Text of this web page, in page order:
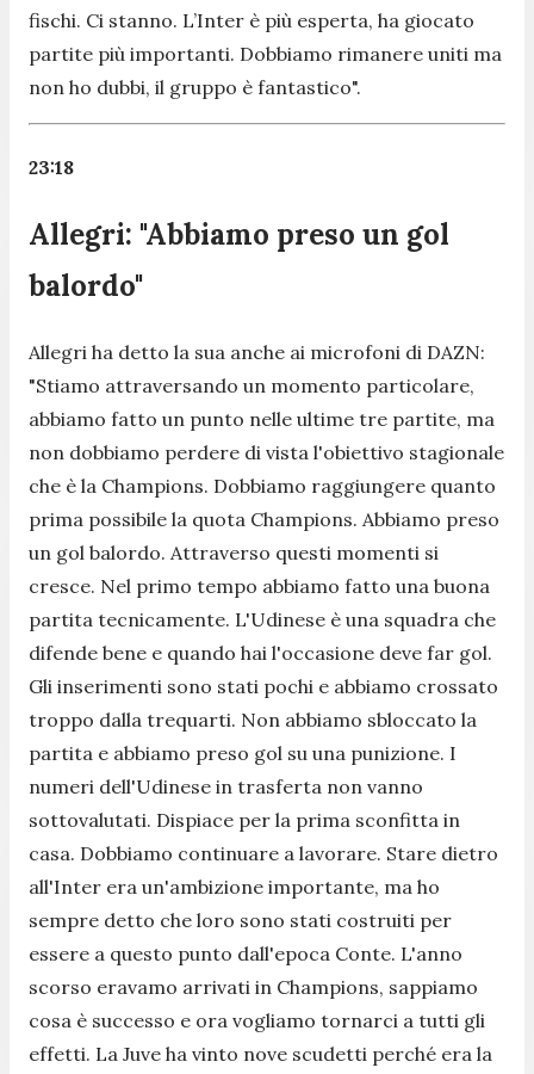
fischi. Ci stanno. L’Inter è più esperta, ha giocato
partite più importanti. Dobbiamo rimanere uniti ma
non ho dubbi, il gruppo è fantastico".
23:18
Allegri: "Abbiamo preso un gol
balordo"
Allegri ha detto la sua anche ai microfoni di DAZN:
"Stiamo attraversando un momento particolare,
abbiamo fatto un punto nelle ultime tre partite, ma
non dobbiamo perdere di vista l'obiettivo stagionale
che è la Champions. Dobbiamo raggiungere quanto
prima possibile la quota Champions. Abbiamo preso
un gol balordo. Attraverso questi momenti si
cresce. Nel primo tempo abbiamo fatto una buona
partita tecnicamente. L'Udinese è una squadra che
difende bene e quando hai l'occasione deve far gol.
Gli inserimenti sono stati pochi e abbiamo crossato
troppo dalla trequarti. Non abbiamo sbloccato la
partita e abbiamo preso gol su una punizione. I
numeri dell'Udinese in trasferta non vanno
sottovalutati. Dispiace per la prima sconfitta in
casa. Dobbiamo continuare a lavorare. Stare dietro
all'Inter era un'ambizione importante, ma ho
sempre detto che loro sono stati costruiti per
essere a questo punto dall'epoca Conte. L'anno
scorso eravamo arrivati in Champions, sappiamo
cosa è successo e ora vogliamo tornarci a tutti gli
effetti. La Juve ha vinto nove scudetti perché era la